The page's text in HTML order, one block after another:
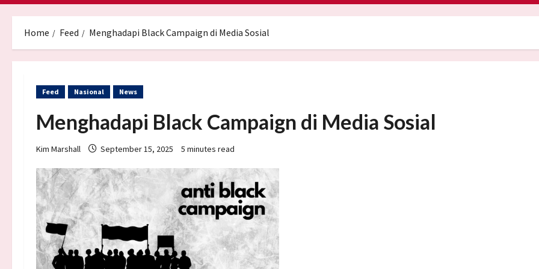
Home Feed Menghadapi Black Campaign di Media Sosial
Feed Nasional News
Menghadapi Black Campaign di Media Sosial
Kim Marshall September 15, 2025 5 minutes read